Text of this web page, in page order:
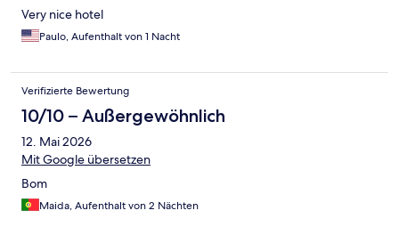
Very nice hotel
Paulo, Aufenthalt von 1 Nacht
Verifizierte Bewertung
10/10 – Außergewöhnlich
12. Mai 2026
Mit Google übersetzen
Bom
Maida, Aufenthalt von 2 Nächten